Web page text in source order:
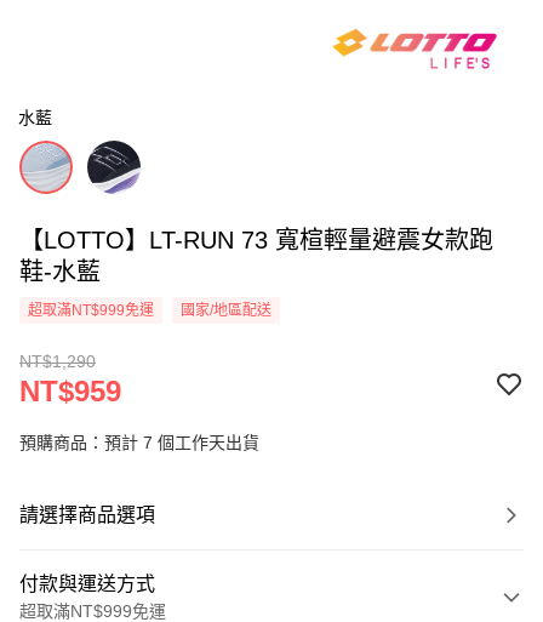
水藍
【LOTTO】LT-RUN 73 寬楦輕量避震女款跑
鞋-水藍
超取滿NT$999免運 國家/地區配送
NT$1,290
NT$959
預購商品：預計 7 個工作天出貨
請選擇商品選項
付款與運送方式
超取滿NT$999免運